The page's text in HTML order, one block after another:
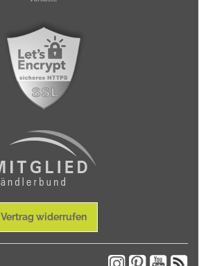
Vertrag widerrufen